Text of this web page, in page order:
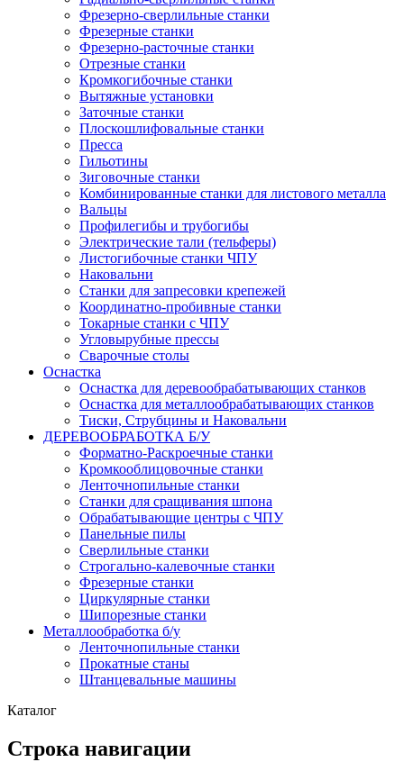
Фрезерно-сверлильные станки
Фрезерные станки
Фрезерно-расточные станки
Отрезные станки
Кромкогибочные станки
Вытяжные установки
Заточные станки
Плоскошлифовальные станки
Пресса
Гильотины
Зиговочные станки
Комбинированные станки для листового металла
Вальцы
Профилегибы и трубогибы
Электрические тали (тельферы)
Листогибочные станки ЧПУ
Наковальни
Станки для запресовки крепежей
Координатно-пробивные станки
Токарные станки с ЧПУ
Угловырубные прессы
Сварочные столы
Оснастка
Оснастка для деревообрабатывающих станков
Оснастка для металлообрабатывающих станков
Тиски, Струбцины и Наковальни
ДЕРЕВООБРАБОТКА Б/У
Форматно-Раскроечные станки
Кромкооблицовочные станки
Ленточнопильные станки
Станки для сращивания шпона
Обрабатывающие центры с ЧПУ
Панельные пилы
Сверлильные станки
Строгально-калевочные станки
Фрезерные станки
Циркулярные станки
Шипорезные станки
Металлообработка б/у
Ленточнопильные станки
Прокатные станы
Штанцевальные машины
Каталог
Строка навигации